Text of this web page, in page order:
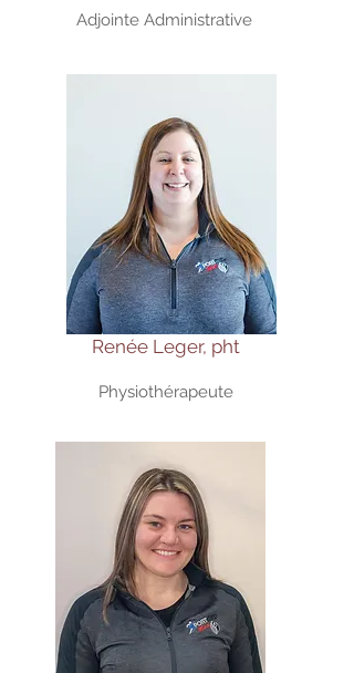
Adjointe Administrative
Renée Leger, pht
Physiothérapeute